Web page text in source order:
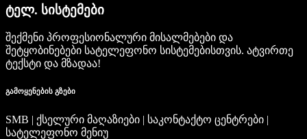
ტელ. სისტემები
შექმენი პროფესიონალური მისალმებები და
შეტყობინებები სატელეფონო სისტემებისთვის. ატვირთე
ტექსტი და მზადაა!
გამოყენების გზები
SMB | ქსელური მაღაზიები | საკონტაქტო ცენტრები |
სატელეფონო მენიუ